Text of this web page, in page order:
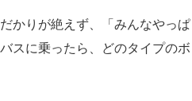
かりが絶えず、「みんなやっぱ
スに乗ったら、どのタイプのボ